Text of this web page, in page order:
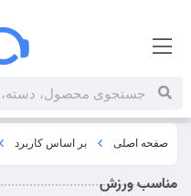
صفحه اصلی بر اساس کاربرد
مناسب ورزش